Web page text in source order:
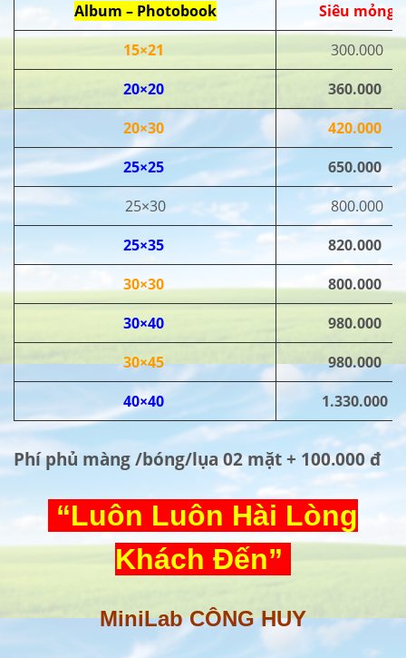
Album – Photobook
Siêu mỏng
15×21
300.000
20×20
360.000
20×30
420.000
25×25
650.000
25×30
800.000
25×35
820.000
30×30
800.000
30×40
980.000
30×45
980.000
40×40
1.330.000
Phí phủ màng /bóng/lụa 02 mặt + 100.000 đ
“Luôn Luôn Hài Lòng
Khách Đến”
MiniLab CÔNG HUY